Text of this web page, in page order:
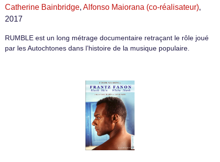
Catherine Bainbridge, Alfonso Maiorana (co-réalisateur),
2017
RUMBLE est un long métrage documentaire retraçant le rôle joué
par les Autochtones dans l’histoire de la musique populaire.